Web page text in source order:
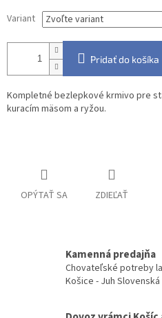
Variant
Pridať do košíka
Kompletné bezlepkové krmivo pre
kuracím mäsom a ryžou.
OPÝTAŤ SA ZDIEĽAŤ
Kamenná predajňa
Chovateľské potreby
Košice - Juh